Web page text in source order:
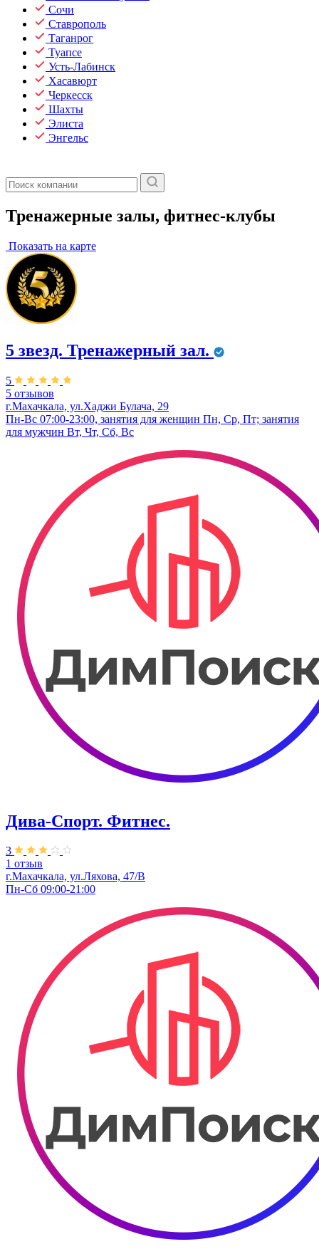
Сочи
Ставрополь
Таганрог
Туапсе
Усть-Лабинск
Хасавюрт
Черкесск
Шахты
Элиста
Энгельс
Тренажерные залы, фитнес-клубы
Показать на карте
5 звезд. Тренажерный зал.
5
5 отзывов
г.Махачкала, ул.Хаджи Булача, 29
Пн-Вс 07:00-23:00, занятия для женщин Пн, Ср, Пт; занятия
для мужчин Вт, Чт, Сб, Вс
Дива-Спорт. Фитнес.
3
1 отзыв
г.Махачкала, ул.Ляхова, 47/В
Пн-Сб 09:00-21:00